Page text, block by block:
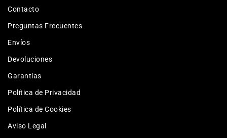
Contacto
Preguntas Frecuentes
Envíos
Devoluciones
Garantías
Política de Privacidad
Política de Cookies
Aviso Legal